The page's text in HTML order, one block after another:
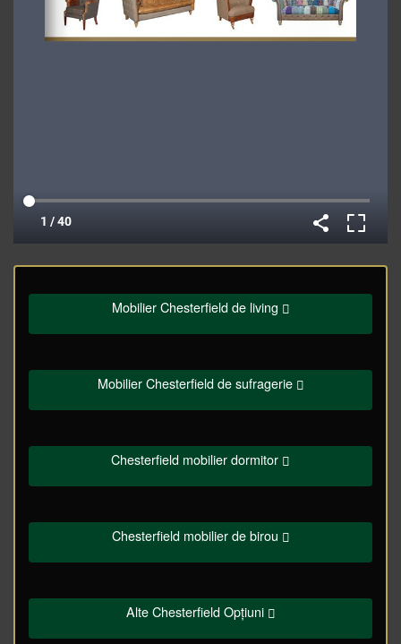
Mobilier Chesterfield de living
Mobilier Chesterfield de sufragerie
Chesterfield mobilier dormitor
Chesterfield mobilier de birou
Alte Chesterfield Opțiuni